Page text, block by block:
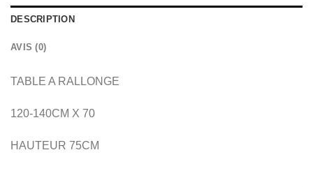
DESCRIPTION
AVIS (0)
TABLE A RALLONGE
120-140CM X 70
HAUTEUR 75CM